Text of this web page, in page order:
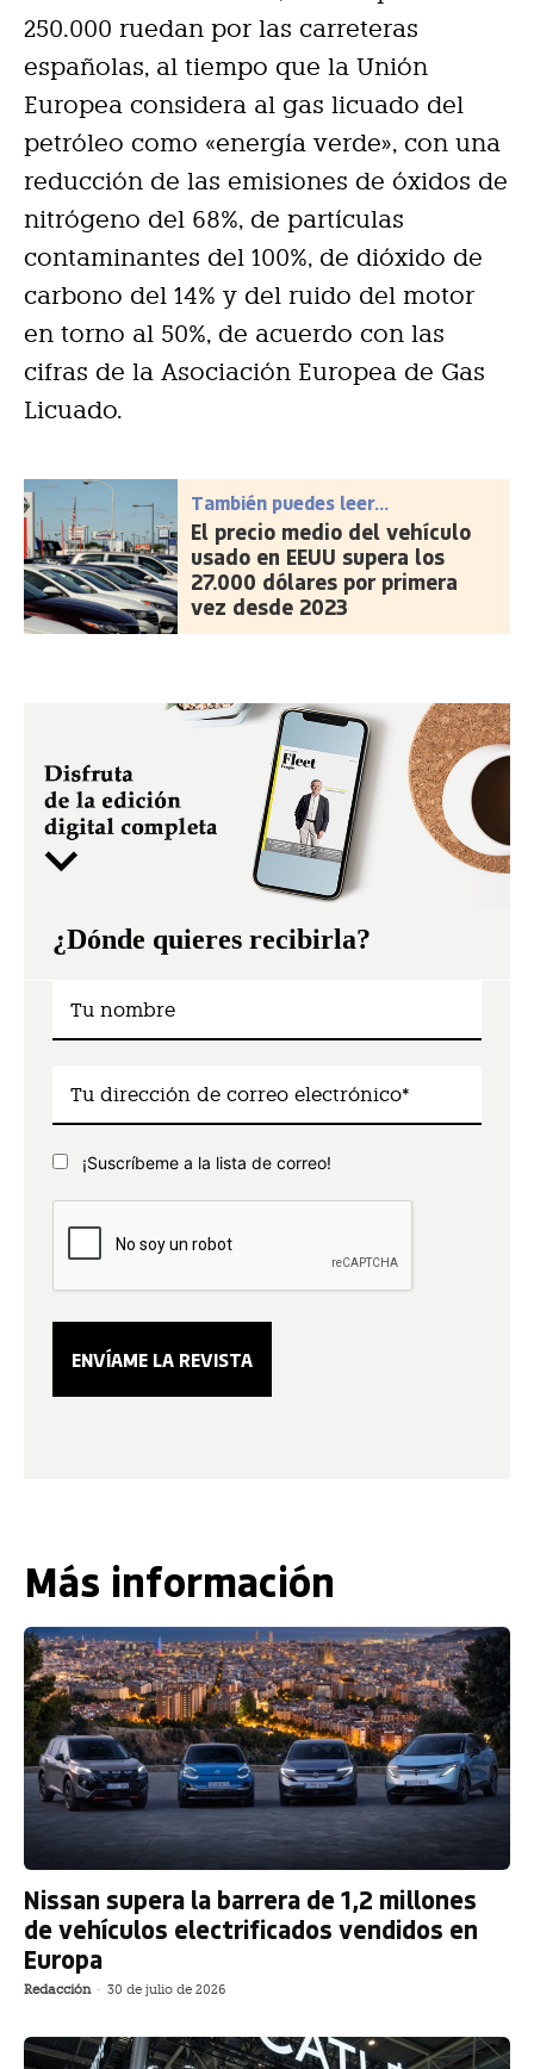
250.000 ruedan por las carreteras
españolas, al tiempo que la Unión
Europea considera al gas licuado del
petróleo como «energía verde», con una
reducción de las emisiones de óxidos de
nitrógeno del 68%, de partículas
contaminantes del 100%, de dióxido de
carbono del 14% y del ruido del motor
en torno al 50%, de acuerdo con las
cifras de la Asociación Europea de Gas
Licuado.
También puedes leer...
El precio medio del vehículo
usado en EEUU supera los
27.000 dólares por primera
vez desde 2023
¿Dónde quieres recibirla?
¡Suscríbeme a la lista de correo!
Más información
Nissan supera la barrera de 1,2 millones
de vehículos electrificados vendidos en
Europa
Redacción - 30 de julio de 2026